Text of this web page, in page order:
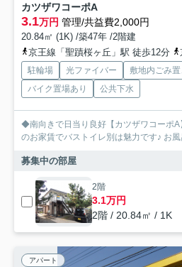
カツザワコーポA
3.1万円 管理/共益費2,000円
20.84㎡ (1K) /築47年 /2階建
京王線「聖蹟桜ヶ丘」駅 徒歩12分
駐輪場 光ファイバー 敷地内ごみ
バイク置場あり
公共下水
◆南向きで日当り良好【カツザワコーポA】◆ ◆オススメポイ
のお家賃でバストイレ別は魅力です♪ お
募集中の部屋
2階
3.1万円
2階 / 20.84㎡ / 1K
アパート